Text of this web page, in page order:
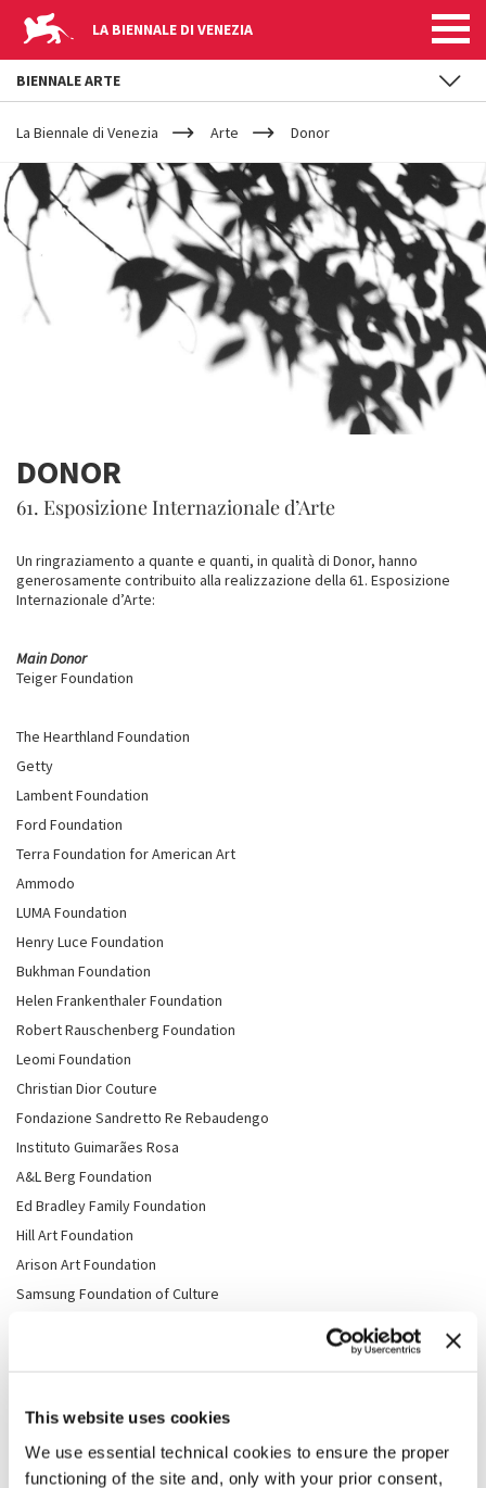
This website uses cookies
We use essential technical cookies to ensure the proper
functioning of the site and, only with your prior consent,
LA BIENNALE DI VENEZIA
YOUR
ARE
HERE
La Biennale di Venezia Arte Donor
DONOR
61. Esposizione Internazionale d’Arte
Un ringraziamento a quante e quanti, in qualità di Donor, hanno
generosamente contribuito alla realizzazione della 61. Esposizione
Internazionale d’Arte:
Main Donor
Teiger Foundation
The Hearthland Foundation
Getty
Lambent Foundation
Ford Foundation
Terra Foundation for American Art
Ammodo
LUMA Foundation
Henry Luce Foundation
Bukhman Foundation
Helen Frankenthaler Foundation
Robert Rauschenberg Foundation
Leomi Foundation
Christian Dior Couture
Fondazione Sandretto Re Rebaudengo
Instituto Guimarães Rosa
A&L Berg Foundation
Ed Bradley Family Foundation
Hill Art Foundation
Arison Art Foundation
Samsung Foundation of Culture
Batia and Idan Ofer
and Catriona Mordant AM
BIENNALE ARTE